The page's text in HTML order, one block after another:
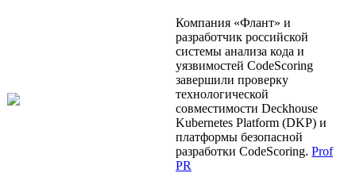
Компания «Флант» и
разработчик российской
системы анализа кода и
уязвимостей CodeScoring
завершили проверку
технологической
совместимости Deckhouse
Kubernetes Platform (DKP) и
платформы безопасной
разработки CodeScoring. Prof
PR